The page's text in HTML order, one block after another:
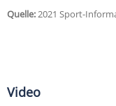
Quelle:2021 Sport-
Video